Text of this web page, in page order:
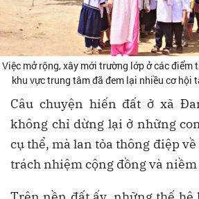
Việc mở rộng, xây mới trường lớp ở các điểm
khu vực trung tâm đã đem lại nhiều cơ hội
Câu chuyện hiến đất ở xã
không chỉ dừng lại ở những
cụ thể, mà lan tỏa thông điệp
trách nhiệm cộng đồng và